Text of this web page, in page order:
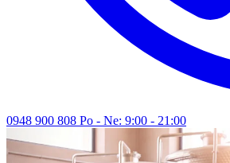
0948 900 808 Po - Ne: 9:00 - 21:00